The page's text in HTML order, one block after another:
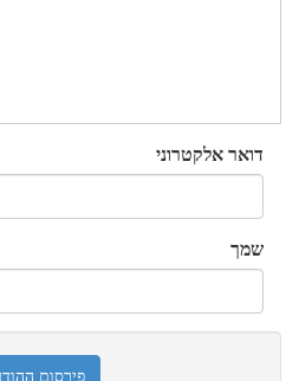
דואר אלקטרוני
שמך